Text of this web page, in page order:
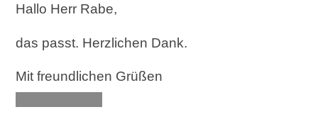
Hallo Herr Rabe,
das passt. Herzlichen Dank.
Mit freundlichen Grüßen